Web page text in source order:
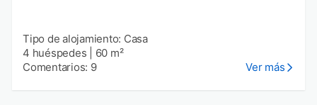
Tipo de alojamiento: Casa
4 huéspedes
60 m²
Comentarios: 9
Ver más